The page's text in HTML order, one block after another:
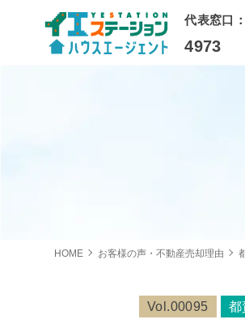
代表窓口
4973
HOME お客様の声・不動産売却理由
Vol.00095 都